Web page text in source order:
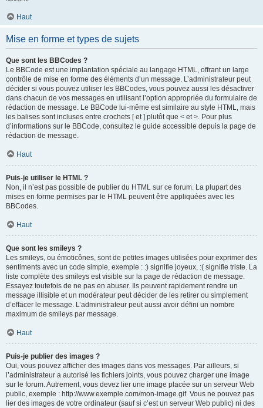
Haut
Mise en forme et types de sujets
Que sont les BBCodes ?
Le BBCode est une implantation spéciale au langage HTML, offrant un large
contrôle de mise en forme des éléments d’un message. L’administrateur peut
décider si vous pouvez utiliser les BBCodes, vous pouvez aussi les désactiver
dans chacun de vos messages en utilisant l’option appropriée du formulaire de
rédaction de message. Le BBCode lui-même est similaire au style HTML, mais
les balises sont incluses entre crochets [ et ] plutôt que < et >. Pour plus
d’informations sur le BBCode, consultez le guide accessible depuis la page de
rédaction de message.
Haut
Puis-je utiliser le HTML ?
Non, il n’est pas possible de publier du HTML sur ce forum. La plupart des
mises en forme permises par le HTML peuvent être appliquées avec les
BBCodes.
Haut
Que sont les smileys ?
Les smileys, ou émoticônes, sont de petites images utilisées pour exprimer des
sentiments avec un code simple, exemple : :) signifie joyeux, :( signifie triste. La
liste complète des smileys est visible sur la page de rédaction de message.
Essayez toutefois de ne pas en abuser. Ils peuvent rapidement rendre un
message illisible et un modérateur peut décider de les retirer ou simplement
d’effacer le message. L’administrateur peut aussi avoir défini un nombre
maximum de smileys par message.
Haut
Puis-je publier des images ?
Oui, vous pouvez afficher des images dans vos messages. Par ailleurs, si
l’administrateur a autorisé les fichiers joints, vous pouvez charger une image
sur le forum. Autrement, vous devez lier une image placée sur un serveur Web
public, exemple : http://www.exemple.com/mon-image.gif. Vous ne pouvez pas
lier des images de votre ordinateur (sauf si c’est un serveur Web public) ni des